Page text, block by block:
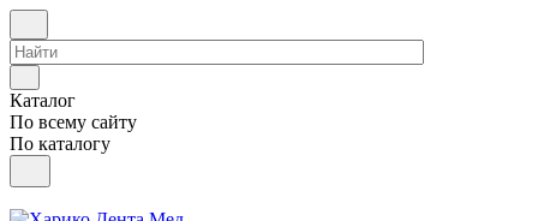
Каталог
По всему сайту
По каталогу